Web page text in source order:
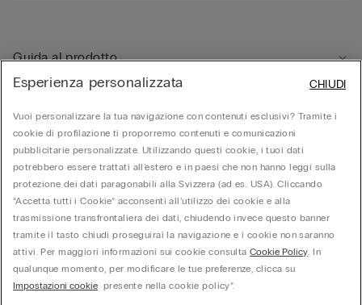
Guida al prodotto
Area Legale
Corporate
Calzedonia Switzerland AG, Wiesenstrasse 5, CH-8952 Schlieren, CHE-287.459.583,
Esperienza personalizzata
Vuoi personalizzare la tua navigazione con contenuti esclusivi? Tramite i
cookie di profilazione ti proporremo contenuti e comunicazioni
pubblicitarie personalizzate. Utilizzando questi cookie, i tuoi dati
potrebbero essere trattati all'estero e in paesi che non hanno leggi sulla
protezione dei dati paragonabili alla Svizzera (ad es. USA). Cliccando
“Accetta tutti i Cookie” acconsenti all’utilizzo dei cookie e alla
trasmissione transfrontaliera dei dati, chiudendo invece questo banner
tramite il tasto chiudi proseguirai la navigazione e i cookie non saranno
attivi. Per maggiori informazioni sui cookie consultaCookie Policy. In
qualunque momento, per modificare le tue preferenze, clicca su
Impostazioni cookie presente nella cookie policy”.
CHIUDI